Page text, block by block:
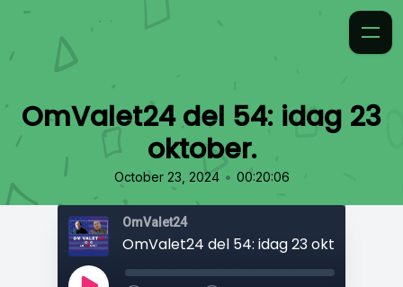
OmValet24 del 54: idag 23
oktober.
October 23, 2024 • 00:20:06
OmValet24
OmValet24 del 54: idag 23 oktober.